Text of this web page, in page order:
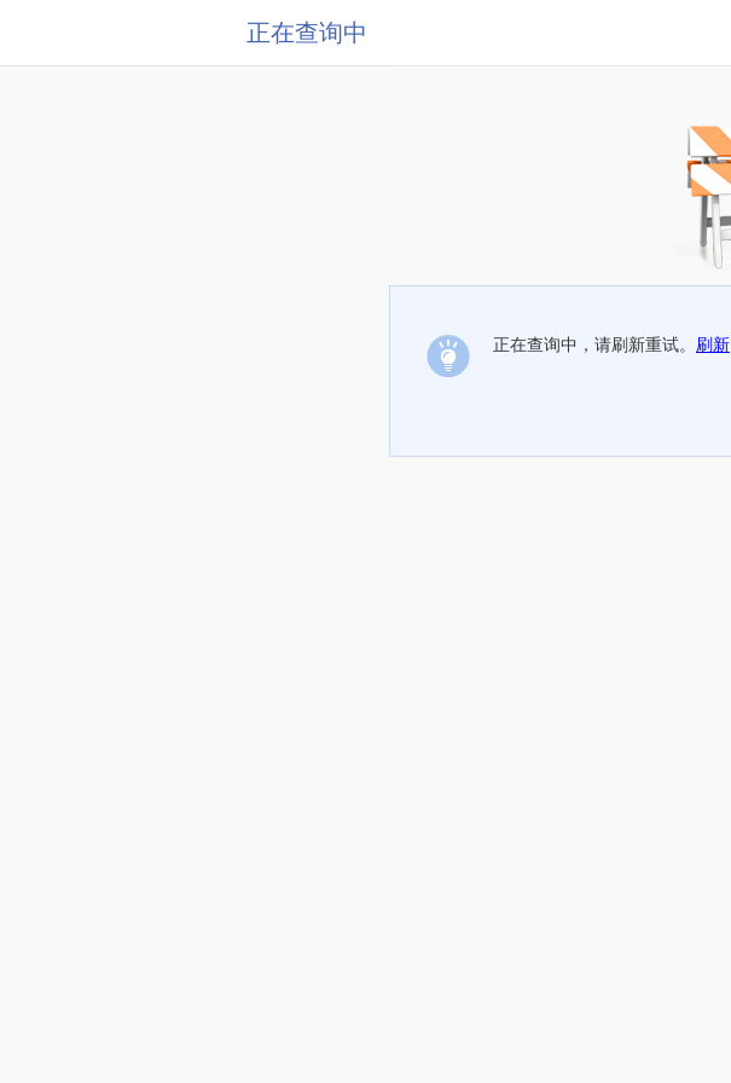
正在查询中
正在查询中，请刷新重试。 刷新